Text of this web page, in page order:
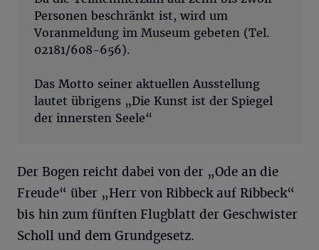
Personen beschränkt ist, wird um
Voranmeldung im Museum gebeten (Tel.
02181/608-656).
Das Motto seiner aktuellen Ausstellung
lautet übrigens „Die Kunst ist der Spiegel
der innersten Seele“
Der Bogen reicht dabei von der „Ode an die
Freude“ über „Herr von Ribbeck auf Ribbeck“
bis hin zum fünften Flugblatt der Geschwister
Scholl und dem Grundgesetz.